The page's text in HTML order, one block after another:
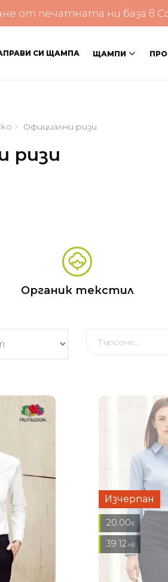
от печатната ни база в
СИ ЩАМПА ЩАМПИ
Официални ризи
ризи
Органик текстил
Изчерпан
20.00€
39.12 лв.